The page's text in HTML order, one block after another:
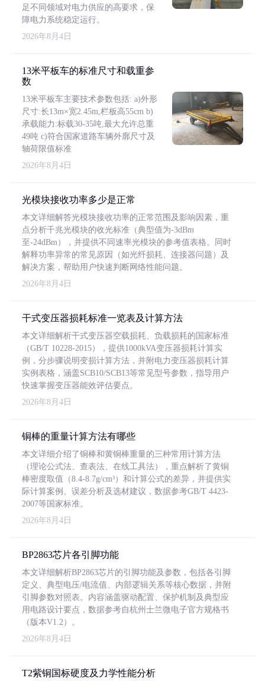
足不同领域对电力供应的高要求，保
障电力系统稳定运行。
2026年8月4日
13米平板车的标准尺寸和载重参
数
13米平板车主要技术参数包括: a)外形
尺寸:长13m×宽2.45m,栏板高55cm b)
承载能力:标载30-35吨,最大允许总重
49吨 c)符合国家道路车辆外廓尺寸及
轴荷限值标准
2026年8月4日
光模块接收功率多少是正常
本文详细解答光模块接收功率的正常范围及影响因素，重
点分析千兆光模块的收光标准（典型值为-3dBm
至-24dBm），并提供不同速率光模块的参考值表格。同时
解释功率异常的常见原因（如光纤损耗、连接器问题）及
解决方案，帮助用户快速判断网络性能问题。
2026年8月4日
干式变压器损耗标准一览表及计算方法
本文详细解析干式变压器空载损耗、负载损耗的国家标准
（GB/T 10228-2015），提供1000kVA变压器损耗计算实
例，分步骤说明变损计算方法，并附电力变压器损耗计算
实例表格，涵盖SCB10/SCB13等常见型号参数，指导用户
快速掌握变压器能效评估要点。
2026年8月4日
铜棒的重量计算方法有哪些
本文详细介绍了铜棒和黄铜棒重量的三种常用计算方法
（理论公式法、查表法、在线工具法），重点解析了黄铜
棒密度取值（8.4-8.7g/cm³）和计算公式的差异，并提供实
际计算案例、误差分析及选材建议，数据参考GB/T 4423-
2007等国家标准。
2026年8月4日
BP2863芯片各引脚功能
本文详细解析BP2863芯片的引脚功能及参数，包括各引脚
定义、典型电压/电流值、内部逻辑关系等核心数据，并附
引脚参数对照表。内容涵盖驱动配置、保护机制及典型应
用电路设计要点，数据参考自杭州士兰微电子官方规格书
（版本V1.2）。
2026年8月4日
T2紫铜国标硬度及力学性能分析